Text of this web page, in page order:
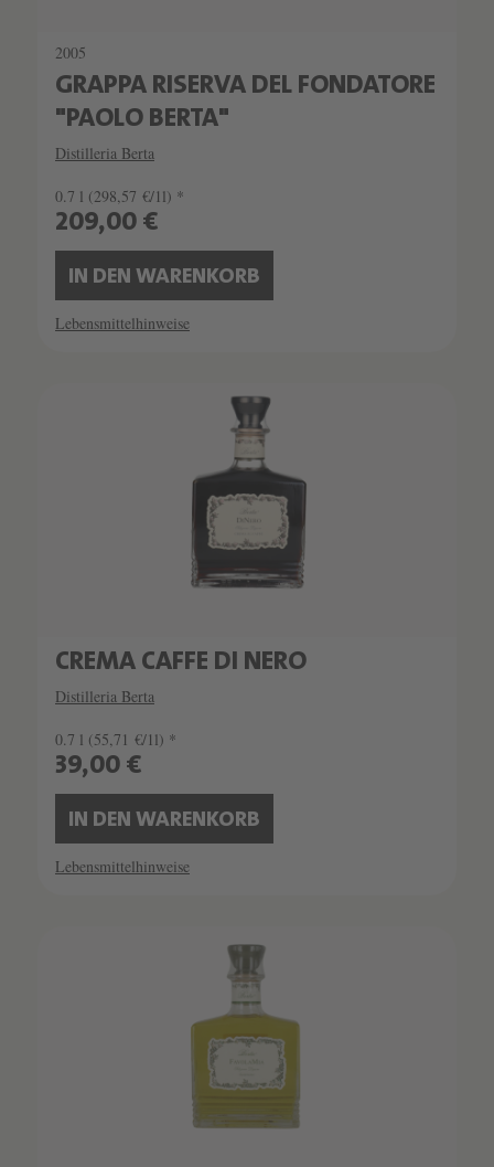
2005
GRAPPA RISERVA DEL FONDATORE
"PAOLO BERTA"
Distilleria Berta
0.7 l (298,57 €/1l) *
209,00 €
IN DEN WARENKORB
Lebensmittelhinweise
CREMA CAFFE DI NERO
Distilleria Berta
0.7 l (55,71 €/1l) *
39,00 €
IN DEN WARENKORB
Lebensmittelhinweise